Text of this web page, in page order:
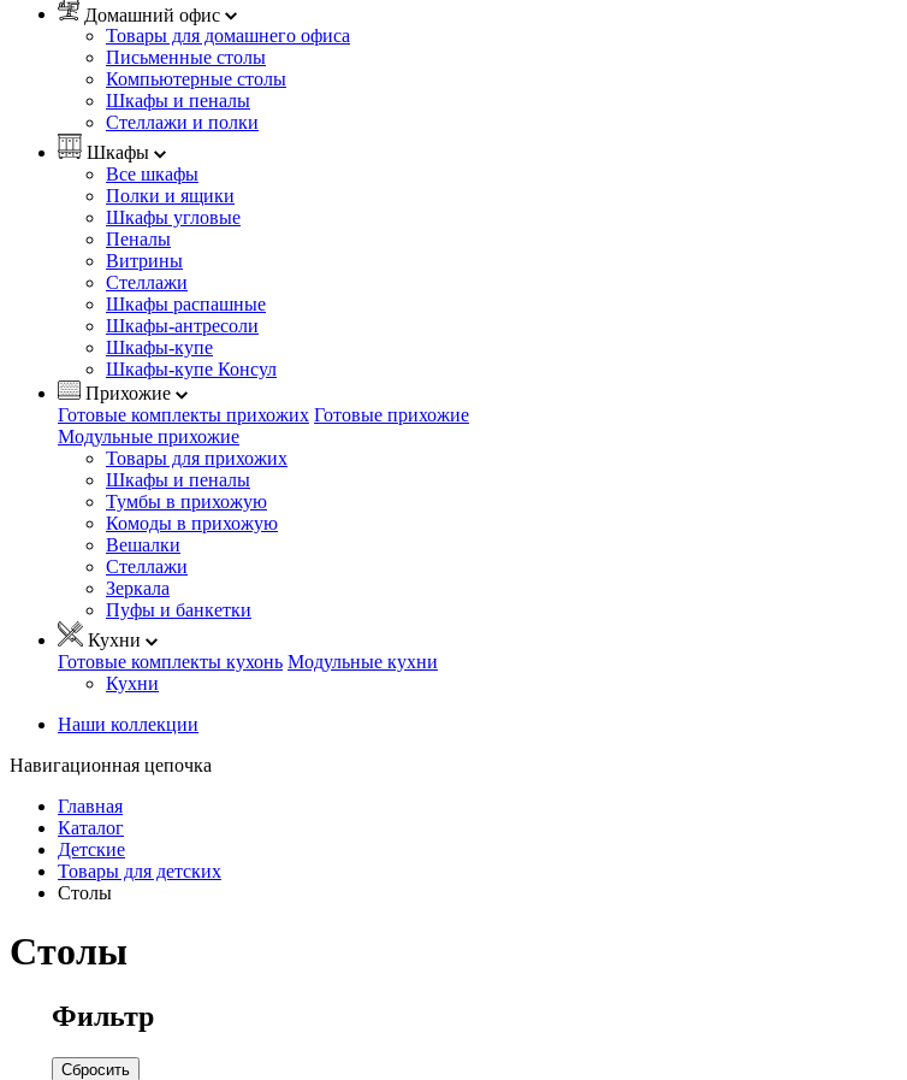
Домашний офис
Товары для домашнего офиса
Письменные столы
Компьютерные столы
Шкафы и пеналы
Стеллажи и полки
Шкафы
Все шкафы
Полки и ящики
Шкафы угловые
Пеналы
Витрины
Стеллажи
Шкафы распашные
Шкафы-антресоли
Шкафы-купе
Шкафы-купе Консул
Прихожие
Готовые комплекты прихожих Готовые прихожие
Модульные прихожие
Товары для прихожих
Шкафы и пеналы
Тумбы в прихожую
Комоды в прихожую
Вешалки
Стеллажи
Зеркала
Пуфы и банкетки
Кухни
Готовые комплекты кухонь Модульные кухни
Кухни
Наши коллекции
Навигационная цепочка
Главная
Каталог
Детские
Товары для детских
Столы
Столы
Фильтр
Сбросить